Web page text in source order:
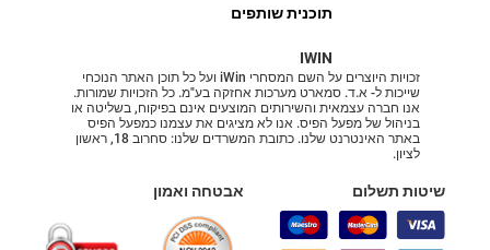
תוכנית שותפים
IWIN
זכויות היוצרים על השם המסחרי iWin ועל כל תוכן האתר הנוכחי
שייכות ל- א.ד. סמארט מערכות אחזקה בע"מ. כל הזכויות שמורות.
אנו חברה עצמאית והשירותים המוצעים אינם בפיקוח, בשליטה או
בניהול של מפעל הפיס. אנו לא מציגים את עצמנו כמפעל הפיס
באתר האינטרנט שלנו. כתובת המשרדים שלנו: סחרוב 18, ראשון
לציון.
שיטות תשלום אבטחה ואמון